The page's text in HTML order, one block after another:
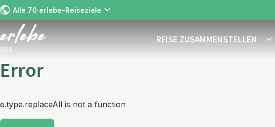
Alle 70 erlebe-Reiseziele
USA
REISE ZUSAMMENSTELLEN
Error
e.type.replaceAll is not a function